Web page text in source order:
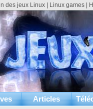
Articles
des jeux Linux Linux games